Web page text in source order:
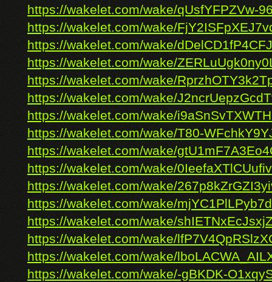
https://wakelet.com/wake/qUsfYFPZVw-
https://wakelet.com/wake/
https://wakelet.com/wake/
https://wakelet.com/wake/
https://wakelet.com/wake/
https://wakelet.com/wake/
https://wakelet.com/wake/
https://wakelet.com/wake/T80-
https://wakelet.com/wake/
https://wakelet.com/wake/
https://wakelet.com/wake/
https://wakelet.com/wake/
https://wakelet.com/wake/
https://wakelet.com/wake/
https://wakelet.com/wake/
https://wakelet.com/wake/-gBKDK-